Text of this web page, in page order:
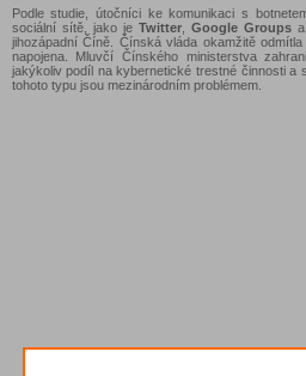
Podle studie, útočníci ke komunikaci s
sociální sítě, jako je Twitter, Google Groups
jihozápadní Číně. Čínská vláda okamžitě
napojena. Mluvčí Čínského ministerstva
jakýkoliv podíl na kybernetické trestné činnosti
tohoto typu jsou mezinárodním problémem.